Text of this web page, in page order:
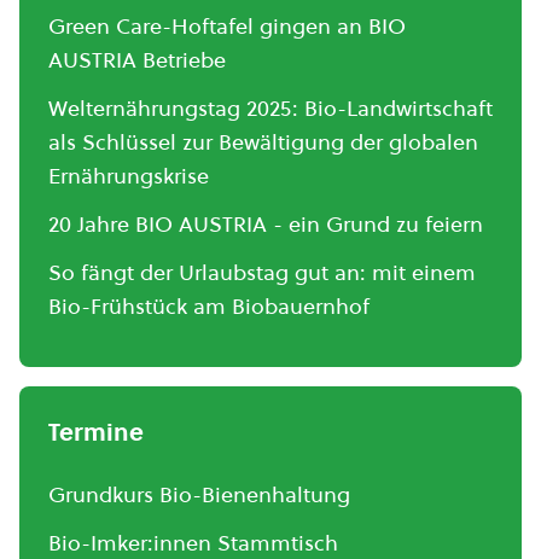
Green Care-Hoftafel gingen an BIO
AUSTRIA Betriebe
Welternährungstag 2025: Bio-Landwirtschaft
als Schlüssel zur Bewältigung der globalen
Ernährungskrise
20 Jahre BIO AUSTRIA - ein Grund zu feiern
So fängt der Urlaubstag gut an: mit einem
Bio-Frühstück am Biobauernhof
Termine
Grundkurs Bio-Bienenhaltung
Bio-Imker:innen Stammtisch